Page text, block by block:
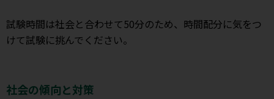
試験時間は社会と合わせて50分のため、時間配分に気をつ
けて試験に挑んでください。
社会の傾向と対策